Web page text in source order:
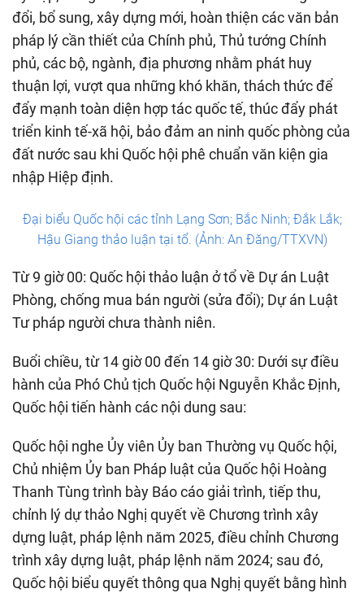
đổi, bổ sung, xây dựng mới, hoàn thiện các văn bản
pháp lý cần thiết của Chính phủ, Thủ tướng Chính
phủ, các bộ, ngành, địa phương nhằm phát huy
thuận lợi, vượt qua những khó khăn, thách thức để
đẩy mạnh toàn diện hợp tác quốc tế, thúc đẩy phát
triển kinh tế-xã hội, bảo đảm an ninh quốc phòng của
đất nước sau khi Quốc hội phê chuẩn văn kiện gia
nhập Hiệp định.
Đại biểu Quốc hội các tỉnh Lạng Sơn; Bắc Ninh; Đắk Lắk;
Hậu Giang thảo luận tại tổ. (Ảnh: An Đăng/TTXVN)
Từ 9 giờ 00: Quốc hội thảo luận ở tổ về Dự án Luật
Phòng, chống mua bán người (sửa đổi); Dự án Luật
Tư pháp người chưa thành niên.
Buổi chiều, từ 14 giờ 00 đến 14 giờ 30: Dưới sự điều
hành của Phó Chủ tịch Quốc hội Nguyễn Khắc Định,
Quốc hội tiến hành các nội dung sau:
Quốc hội nghe Ủy viên Ủy ban Thường vụ Quốc hội,
Chủ nhiệm Ủy ban Pháp luật của Quốc hội Hoàng
Thanh Tùng trình bày Báo cáo giải trình, tiếp thu,
chỉnh lý dự thảo Nghị quyết về Chương trình xây
dựng luật, pháp lệnh năm 2025, điều chỉnh Chương
trình xây dựng luật, pháp lệnh năm 2024; sau đó,
Quốc hội biểu quyết thông qua Nghị quyết bằng hình